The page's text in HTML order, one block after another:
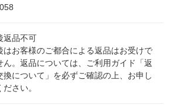
返品不可
はお客様のご都合による返品はお受けで
ん。返品については、ご利用ガイド「返
換について」を必ずご確認の上、お申し
さい。